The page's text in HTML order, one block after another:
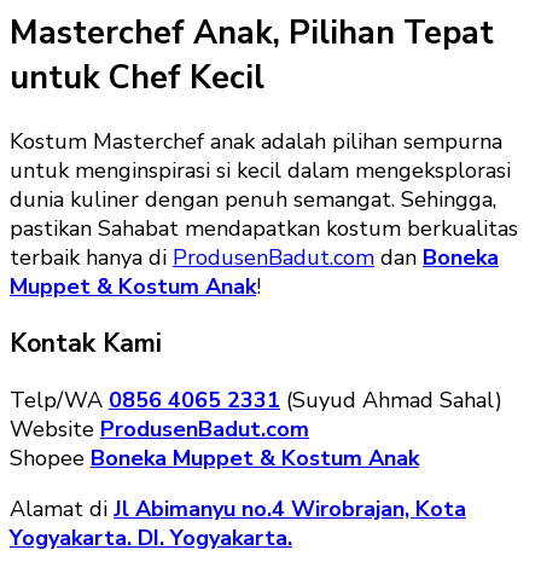
Masterchef Anak, Pilihan Tepat
untuk Chef Kecil
Kostum Masterchef anak adalah pilihan sempurna
untuk menginspirasi si kecil dalam mengeksplorasi
dunia kuliner dengan penuh semangat. Sehingga,
pastikan Sahabat mendapatkan kostum berkualitas
terbaik hanya di ProdusenBadut.com dan Boneka
Muppet & Kostum Anak!
Kontak Kami
Telp/WA 0856 4065 2331 (Suyud Ahmad Sahal)
Website ProdusenBadut.com
Shopee Boneka Muppet & Kostum Anak
Alamat di Jl Abimanyu no.4 Wirobrajan, Kota
Yogyakarta. DI. Yogyakarta.